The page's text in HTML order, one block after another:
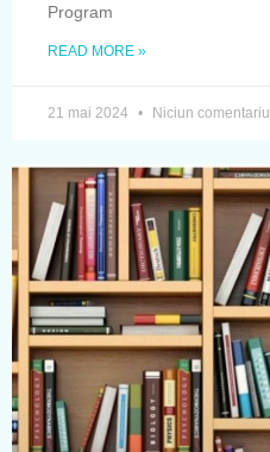
Program
READ MORE »
21 mai 2024 Niciun comentariu